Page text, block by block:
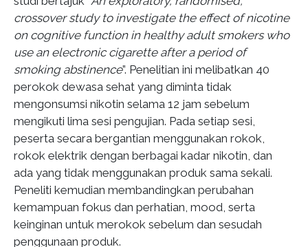
crossover study to investigate the effect of nicotine
on cognitive function in healthy adult smokers who
use an electronic cigarette after a period of
smoking abstinence”. Penelitian ini melibatkan 40
perokok dewasa sehat yang diminta tidak
mengonsumsi nikotin selama 12 jam sebelum
mengikuti lima sesi pengujian. Pada setiap sesi,
peserta secara bergantian menggunakan rokok,
rokok elektrik dengan berbagai kadar nikotin, dan
ada yang tidak menggunakan produk sama sekali.
Peneliti kemudian membandingkan perubahan
kemampuan fokus dan perhatian, mood, serta
keinginan untuk merokok sebelum dan sesudah
penggunaan produk.